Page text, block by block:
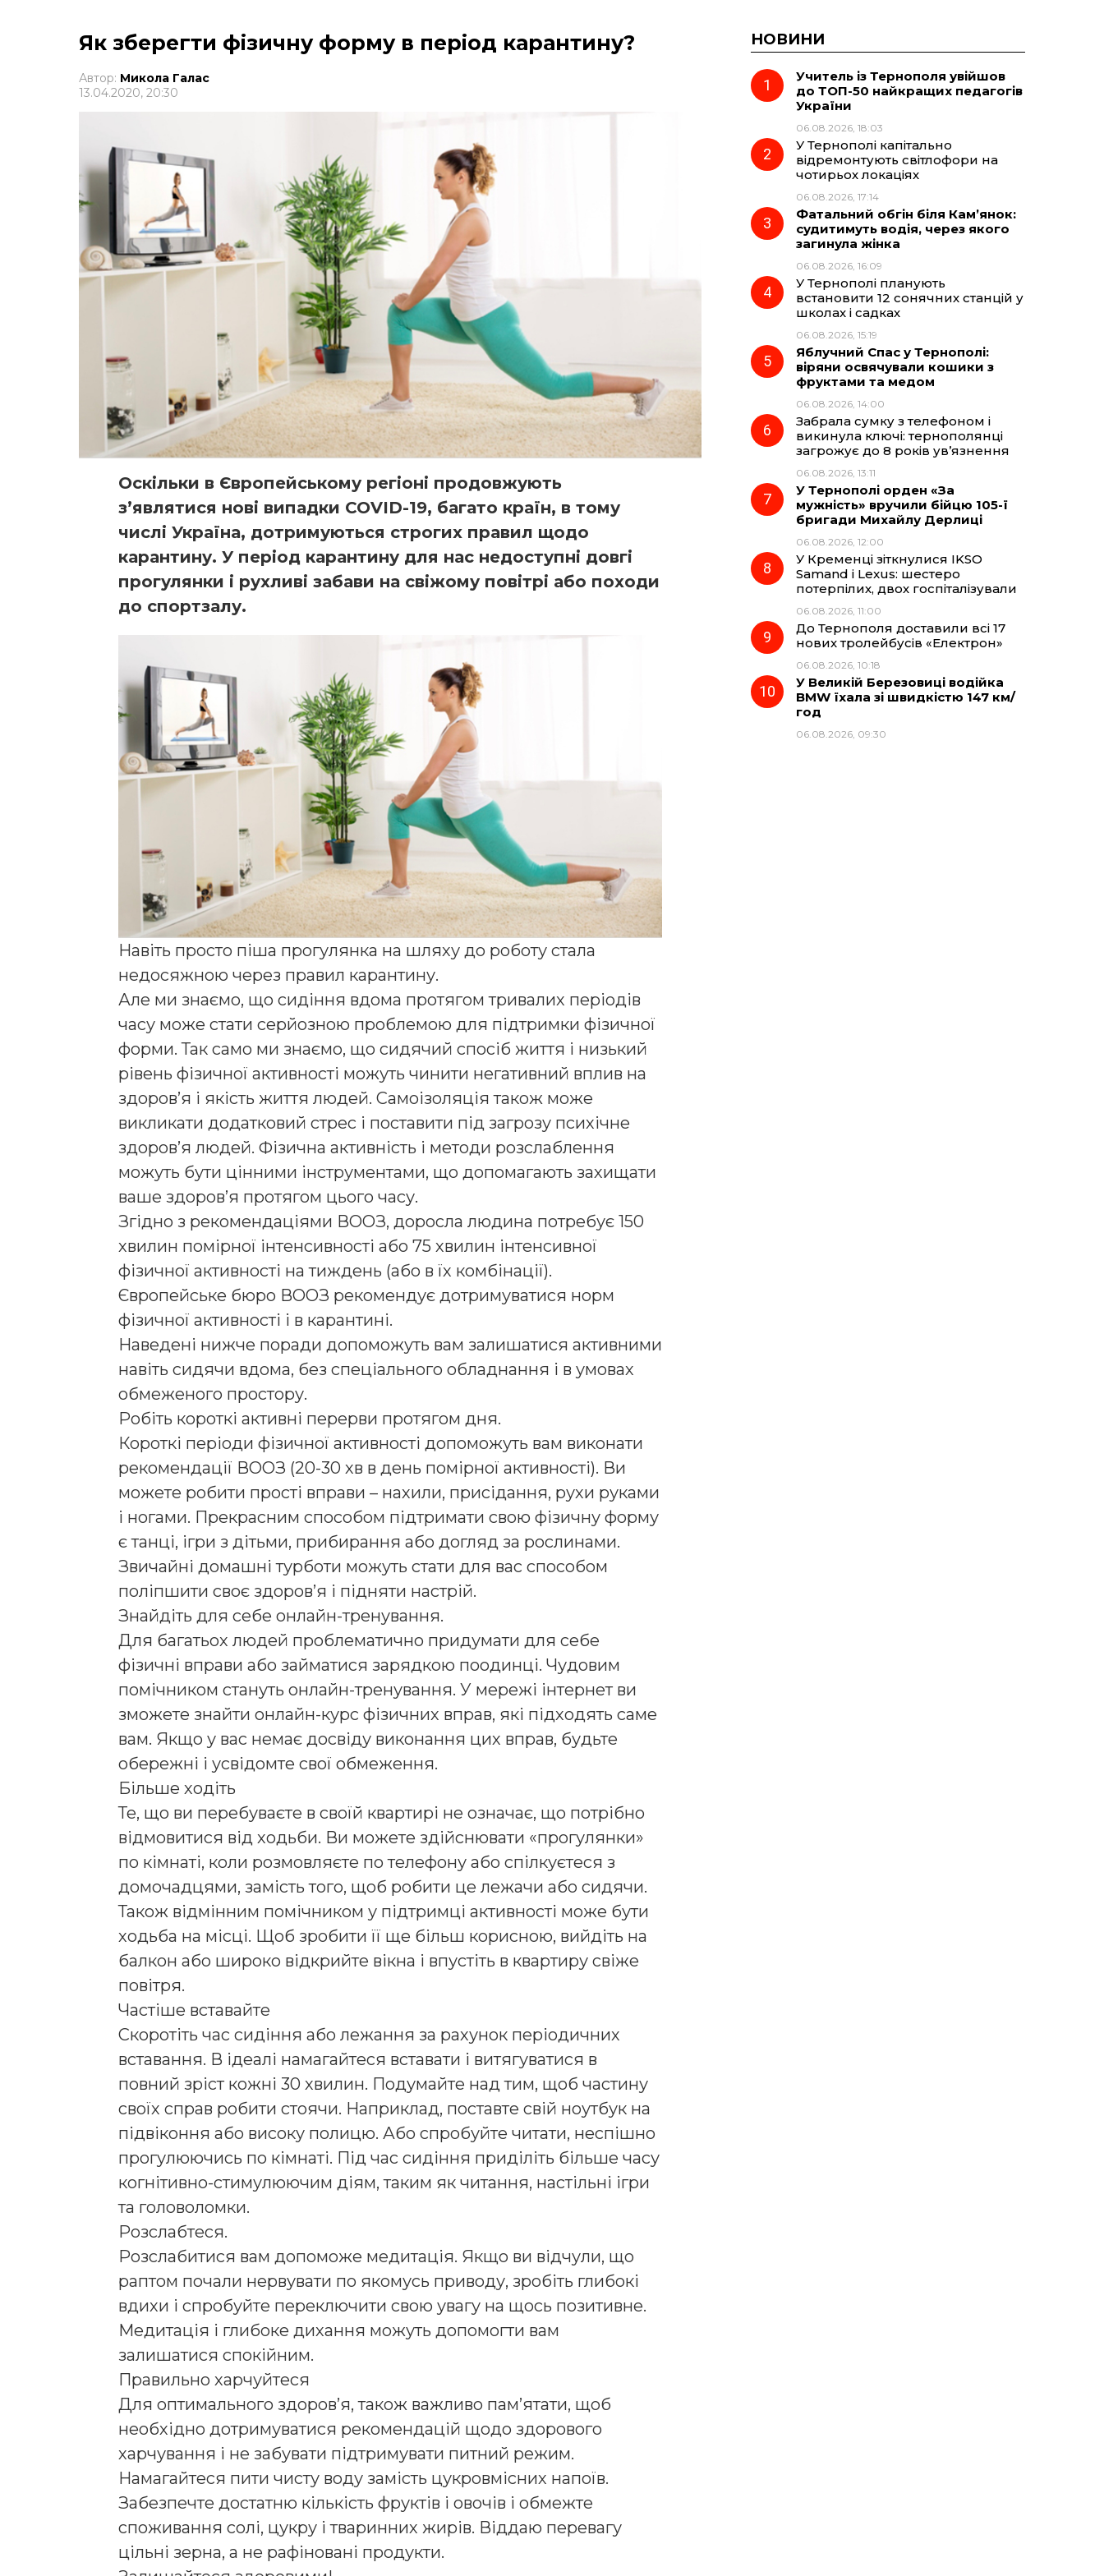
Як зберегти фізичну форму в період карантину?
Автор: Микола Галас
13.04.2020, 20:30
Оскільки в Європейському регіоні продовжують
з’являтися нові випадки COVID-19, багато країн, в тому
числі Україна, дотримуються строгих правил щодо
карантину. У період карантину для нас недоступні довгі
прогулянки і рухливі забави на свіжому повітрі або походи
до спортзалу.
Навіть просто піша прогулянка на шляху до роботу стала
недосяжною через правил карантину.
Але ми знаємо, що сидіння вдома протягом тривалих періодів
часу може стати серйозною проблемою для підтримки фізичної
форми. Так само ми знаємо, що сидячий спосіб життя і низький
рівень фізичної активності можуть чинити негативний вплив на
здоров’я і якість життя людей. Самоізоляція також може
викликати додатковий стрес і поставити під загрозу психічне
здоров’я людей. Фізична активність і методи розслаблення
можуть бути цінними інструментами, що допомагають захищати
ваше здоров’я протягом цього часу.
Згідно з рекомендаціями ВООЗ, доросла людина потребує 150
хвилин помірної інтенсивності або 75 хвилин інтенсивної
фізичної активності на тиждень (або в їх комбінації).
Європейське бюро ВООЗ рекомендує дотримуватися норм
фізичної активності і в карантині.
Наведені нижче поради допоможуть вам залишатися активними
навіть сидячи вдома, без спеціального обладнання і в умовах
обмеженого простору.
Робіть короткі активні перерви протягом дня.
Короткі періоди фізичної активності допоможуть вам виконати
рекомендації ВООЗ (20-30 хв в день помірної активності). Ви
можете робити прості вправи – нахили, присідання, рухи руками
і ногами. Прекрасним способом підтримати свою фізичну форму
є танці, ігри з дітьми, прибирання або догляд за рослинами.
Звичайні домашні турботи можуть стати для вас способом
поліпшити своє здоров’я і підняти настрій.
Знайдіть для себе онлайн-тренування.
Для багатьох людей проблематично придумати для себе
фізичні вправи або займатися зарядкою поодинці. Чудовим
помічником стануть онлайн-тренування. У мережі інтернет ви
зможете знайти онлайн-курс фізичних вправ, які підходять саме
вам. Якщо у вас немає досвіду виконання цих вправ, будьте
обережні і усвідомте свої обмеження.
Більше ходіть
Те, що ви перебуваєте в своїй квартирі не означає, що потрібно
відмовитися від ходьби. Ви можете здійснювати «прогулянки»
по кімнаті, коли розмовляєте по телефону або спілкуєтеся з
домочадцями, замість того, щоб робити це лежачи або сидячи.
Також відмінним помічником у підтримці активності може бути
ходьба на місці. Щоб зробити її ще більш корисною, вийдіть на
балкон або широко відкрийте вікна і впустіть в квартиру свіже
повітря.
Частіше вставайте
Скоротіть час сидіння або лежання за рахунок періодичних
вставання. В ідеалі намагайтеся вставати і витягуватися в
повний зріст кожні 30 хвилин. Подумайте над тим, щоб частину
своїх справ робити стоячи. Наприклад, поставте свій ноутбук на
підвіконня або високу полицю. Або спробуйте читати, неспішно
прогулюючись по кімнаті. Під час сидіння приділіть більше часу
когнітивно-стимулюючим діям, таким як читання, настільні ігри
та головоломки.
Розслабтеся.
Розслабитися вам допоможе медитація. Якщо ви відчули, що
раптом почали нервувати по якомусь приводу, зробіть глибокі
вдихи і спробуйте переключити свою увагу на щось позитивне.
Медитація і глибоке дихання можуть допомогти вам
залишатися спокійним.
Правильно харчуйтеся
Для оптимального здоров’я, також важливо пам’ятати, щоб
необхідно дотримуватися рекомендацій щодо здорового
харчування і не забувати підтримувати питний режим.
Намагайтеся пити чисту воду замість цукровмісних напоїв.
Забезпечте достатню кількість фруктів і овочів і обмежте
споживання солі, цукру і тваринних жирів. Віддаю перевагу
цільні зерна, а не рафіновані продукти.
НОВИНИ
Учитель із Тернополя увійшов
до ТОП-50 найкращих педагогів
України
06.08.2026, 18:03
У Тернополі капітально
відремонтують світлофори на
чотирьох локаціях
06.08.2026, 17:14
Фатальний обгін біля Кам’янок:
судитимуть водія, через якого
загинула жінка
06.08.2026, 16:09
У Тернополі планують
встановити 12 сонячних станцій у
школах і садках
06.08.2026, 15:19
Яблучний Спас у Тернополі:
віряни освячували кошики з
фруктами та медом
06.08.2026, 14:00
Забрала сумку з телефоном і
викинула ключі: тернополянці
загрожує до 8 років ув’язнення
06.08.2026, 13:11
У Тернополі орден «За
мужність» вручили бійцю 105-ї
бригади Михайлу Дерлиці
06.08.2026, 12:00
У Кременці зіткнулися IKSO
Samand і Lexus: шестеро
потерпілих, двох госпіталізували
06.08.2026, 11:00
До Тернополя доставили всі 17
нових тролейбусів «Електрон»
06.08.2026, 10:18
У Великій Березовиці водійка
BMW їхала зі швидкістю 147 км/
год
06.08.2026, 09:30